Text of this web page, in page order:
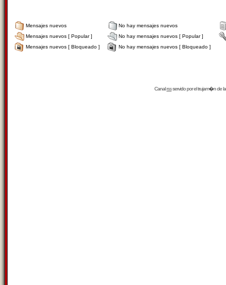
Mensajes nuevos
No hay mensajes nuevos
Mensajes nuevos [ Popular ]
No hay mensajes nuevos [ Popular ]
Mensajes nuevos [ Bloqueado ]
No hay mensajes nuevos [ Bloqueado ]
Canalrssservido por eltrujam�nde